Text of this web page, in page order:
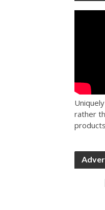
rather